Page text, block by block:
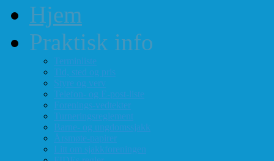
Hjem
Praktisk info
Terminliste
Tid, sted og pris
Styre og verv
Telefon- og E-post-liste
Forenings-vedtekter
Turneringsreglement
Barne- og ungdomssjakk
Årsmøte-papirer
Litt om sjakkforeningen